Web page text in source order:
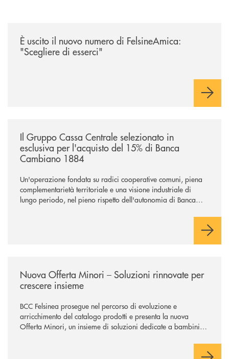
È uscito il nuovo numero di FelsineAmica:
"Scegliere di esserci"
Il Gruppo Cassa Centrale selezionato in
esclusiva per l'acquisto del 15% di Banca
Cambiano 1884
Un'operazione fondata su radici cooperative comuni, piena
complementarietà territoriale e una visione industriale di
lungo periodo, nel pieno rispetto dell'autonomia di Banca
negoziazione esclusiva per la finalizzazione dell’operazione.
Nuova Offerta Minori – Soluzioni rinnovate per
crescere insieme
BCC Felsinea prosegue nel percorso di evoluzione e
arricchimento del catalogo prodotti e presenta la nuova
Offerta Minori, un insieme di soluzioni dedicate a bambini e
sviluppo di una relazione consapevole con il denaro, sempre